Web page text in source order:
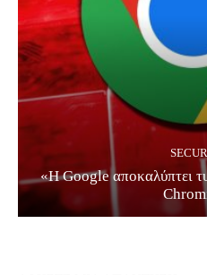
«Η Google αποκαλύπτει